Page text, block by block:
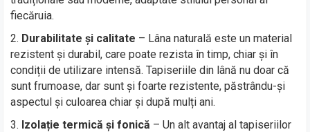
fiecăruia.
Durabilitate și calitate – Lâna naturală este un material
rezistent și durabil, care poate rezista în timp, chiar și în
condiții de utilizare intensă. Tapiseriile din lână nu doar că
sunt frumoase, dar sunt și foarte rezistente, păstrându-și
aspectul și culoarea chiar și după mulți ani.
Izolație termică și fonică – Un alt avantaj al tapiseriilor